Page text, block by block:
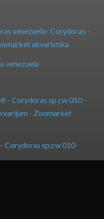
venezuela
Corydoras sp.cw 010